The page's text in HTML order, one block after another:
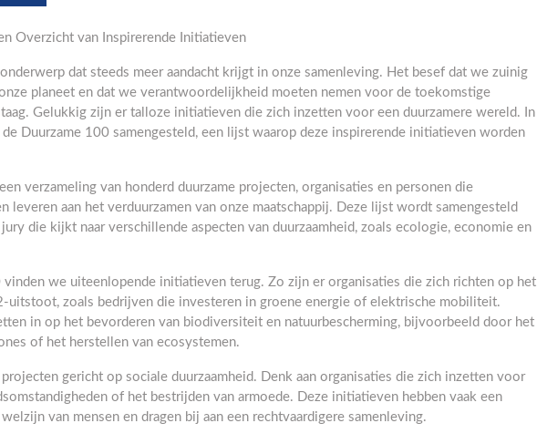
Overzicht van Inspirerende Initiatieven
dat steeds meer aandacht krijgt in onze samenleving. Het besef dat we zuinig
planeet en dat we verantwoordelijkheid moeten nemen voor de toekomstige
Gelukkig zijn er talloze initiatieven die zich inzetten voor een duurzamere wereld. In
Duurzame 100 samengesteld, een lijst waarop deze inspirerende initiatieven worden
verzameling van honderd duurzame projecten, organisaties en personen die
leveren aan het verduurzamen van onze maatschappij. Deze lijst wordt samengesteld
die kijkt naar verschillende aspecten van duurzaamheid, zoals ecologie, economie en
vinden we uiteenlopende initiatieven terug. Zo zijn er organisaties die zich richten op het
uitstoot, zoals bedrijven die investeren in groene energie of elektrische mobiliteit.
in op het bevorderen van biodiversiteit en natuurbescherming, bijvoorbeeld door het
of het herstellen van ecosystemen.
gericht op sociale duurzaamheid. Denk aan organisaties die zich inzetten voor
of het bestrijden van armoede. Deze initiatieven hebben vaak een
van mensen en dragen bij aan een rechtvaardigere samenleving.